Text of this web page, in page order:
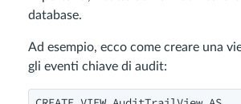
database.
Ad esempio, ecco come creare una
gli eventi chiave di audit: